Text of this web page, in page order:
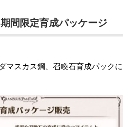
間限定育成パッケージ
マスカス鋼、召喚石育成パックに